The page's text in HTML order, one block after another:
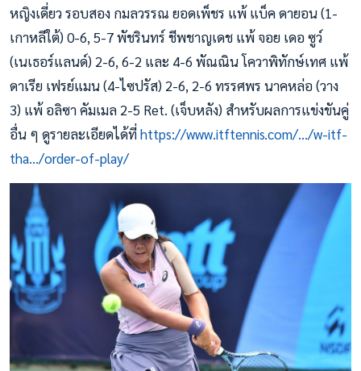
หญิงเดี่ยว รอบสอง กมลวรรณ ยอดเพ็ชร แพ้ แบ็ค ดายอน (1-
เกาหลีใต้) 0-6, 5-7 พัชรินทร์ ชีพชาญเดช แพ้ จอย เดอ ซูว์
(เนเธอร์แลนด์) 2-6, 6-2 และ 4-6 พัณณิน โควาพิทักษ์เทศ แพ้
ดาเรีย เฟรย์แมน (4-ไซปรัส) 2-6, 2-6 ทรรศพร นาคหล่อ (วาง
3) แพ้ อลิซา คัมเมล 2-5 Ret. (เจ็บหลัง) สำหรับผลการแข่งขันคู่
อื่น ๆ ดูรายละเอียดได้ที่https://www.itftennis.com/.../w-itf-
tha.../order-of-play/